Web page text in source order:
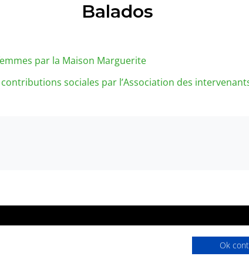
Balados
par la Maison Marguerite
sociales par l’Association des
Ok